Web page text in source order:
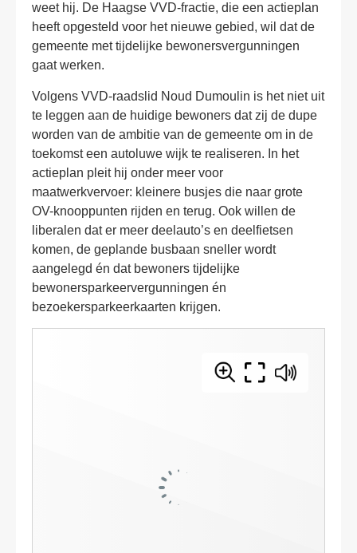
weet hij. De Haagse VVD-fractie, die een actieplan
heeft opgesteld voor het nieuwe gebied, wil dat de
gemeente met tijdelijke bewonersvergunningen
gaat werken.
Volgens VVD-raadslid Noud Dumoulin is het niet uit
te leggen aan de huidige bewoners dat zij de dupe
worden van de ambitie van de gemeente om in de
toekomst een autoluwe wijk te realiseren. In het
actieplan pleit hij onder meer voor
maatwerkvervoer: kleinere busjes die naar grote
OV-knooppunten rijden en terug. Ook willen de
liberalen dat er meer deelauto’s en deelfietsen
komen, de geplande busbaan sneller wordt
aangelegd én dat bewoners tijdelijke
bewonersparkeervergunningen én
bezoekersparkeerkaarten krijgen.